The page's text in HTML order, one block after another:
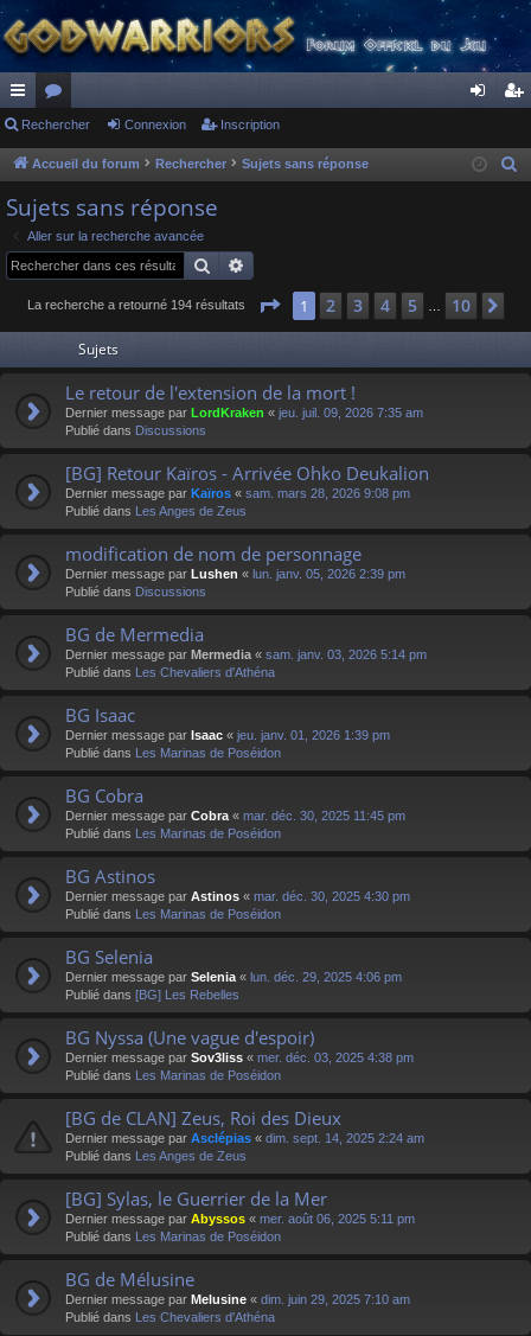
ac
co
ur
ci
s
or
u
s
ne cri
Rechercher Connexion Inscription
Accueil du forum Rechercher Sujets sans réponse
e
Sujets sans réponse
Aller sur la recherche avancée
Rechercher
La recherche a retourné 194 résultats Page 1sur 10
1 2 3 4 5 10
Sujets
Le retour de l'extension de la mort !
Dernier message par LordKraken « jeu. juil. 09, 2026 7:35 am
Publié dans Discussions
[BG] Retour Kaïros - Arrivée Ohko Deukalion
Dernier message par Kaïros « sam. mars 28, 2026 9:08 pm
Publié dans Les Anges de Zeus
modification de nom de personnage
Dernier message par Lushen « lun. janv. 05, 2026 2:39 pm
Publié dans Discussions
BG de Mermedia
Dernier message par Mermedia « sam. janv. 03, 2026 5:14 pm
Publié dans Les Chevaliers d'Athéna
BG Isaac
Dernier message par Isaac « jeu. janv. 01, 2026 1:39 pm
Publié dans Les Marinas de Poséidon
BG Cobra
Dernier message par Cobra « mar. déc. 30, 2025 11:45 pm
Publié dans Les Marinas de Poséidon
BG Astinos
Dernier message par Astinos « mar. déc. 30, 2025 4:30 pm
Publié dans Les Marinas de Poséidon
BG Selenia
Dernier message par Selenia « lun. déc. 29, 2025 4:06 pm
Publié dans [BG] Les Rebelles
BG Nyssa (Une vague d'espoir)
Dernier message par Sov3liss « mer. déc. 03, 2025 4:38 pm
Publié dans Les Marinas de Poséidon
[BG de CLAN] Zeus, Roi des Dieux
Dernier message par Asclépias « dim. sept. 14, 2025 2:24 am
Publié dans Les Anges de Zeus
[BG] Sylas, le Guerrier de la Mer
Dernier message par Abyssos « mer. août 06, 2025 5:11 pm
Publié dans Les Marinas de Poséidon
BG de Mélusine
Dernier message par Melusine « dim. juin 29, 2025 7:10 am
Publié dans Les Chevaliers d'Athéna